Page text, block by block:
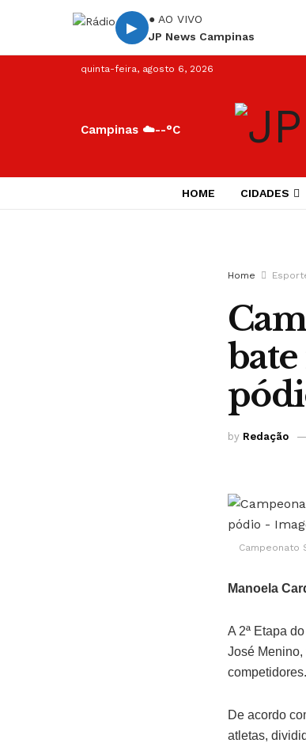
▶
● AO VIVO
JP News Campinas
quinta-feira, agosto 6, 2026
Campinas ☁️--°C
HOME CIDADES
Home
by Redação
Campeonato
Manoela
A 2ª Etapa
José
competidores.
De acordo
atletas,